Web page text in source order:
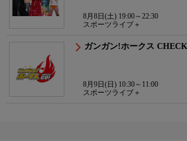
8月8日(土) 19:00～22:30
スポーツライブ＋
ガンガン!ホークス
8月9日(日) 10:30～11:00
スポーツライブ＋